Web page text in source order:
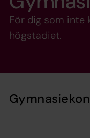
För dig som inte
högstadiet.